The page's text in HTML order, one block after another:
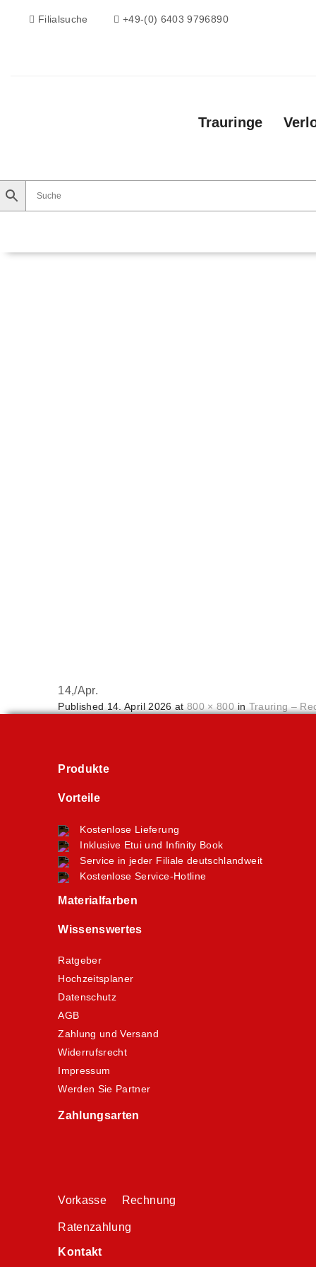
Filialsuche +49-(0) 6403 9796890
Trauringe
14,/Apr.
Published 14. April 2026 at800 × 800 in Trauring –
Produkte
Vorteile
Kostenlose Lieferung
Inklusive Etui und Infinity Book
Service in jeder Filiale deutschlandweit
Kostenlose Service-Hotline
Materialfarben
Wissenswertes
Ratgeber
Hochzeitsplaner
Datenschutz
AGB
Zahlung und Versand
Widerrufsrecht
Impressum
Werden Sie Partner
Zahlungsarten
Vorkasse Rechnung
Ratenzahlung
Kontakt